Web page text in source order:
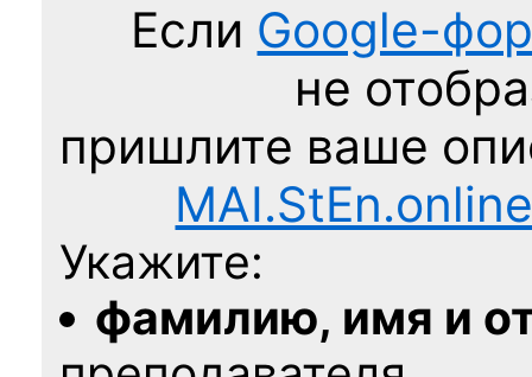
Если Google-
не
пришлите ваше
Укажите:
фамилию, имя и